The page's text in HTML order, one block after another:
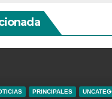
PRINCIPALES